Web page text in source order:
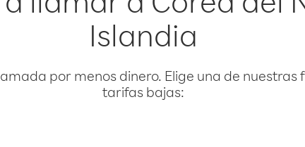
Islandia
por menos dinero. Elige una de nuestras
tarifas bajas: